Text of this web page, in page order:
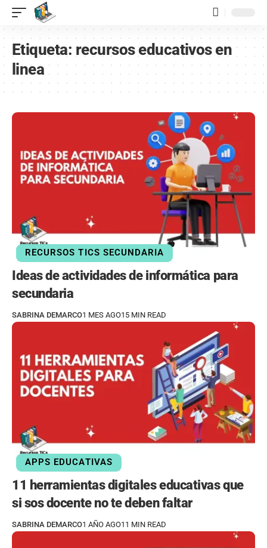
contenido
Etiqueta:recursos educativos en
linea
RECURSOS TICS SECUNDARIA
Ideas de actividades de informática para
secundaria
SABRINA DEMARCO1 MES AGO15 MIN READ
APPS EDUCATIVAS
11 herramientas digitales educativas que
si sos docente no te deben faltar
SABRINA DEMARCO1 AÑO AGO11 MIN READ